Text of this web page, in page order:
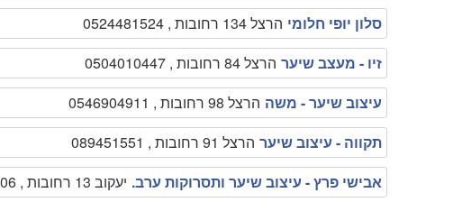
סלון יופי חלומי הרצל 134 רחובות , 0524481524
זיו - מעצב שיער הרצל 84 רחובות , 0504010447
עיצוב שיער - משה הרצל 98 רחובות , 0546904911
תקווה - עיצוב שיער הרצל 91 רחובות , 089451551
אבישי פרץ - עיצוב שיער ותסרוקות ערב. יעקוב 13 רחובות , 089363006